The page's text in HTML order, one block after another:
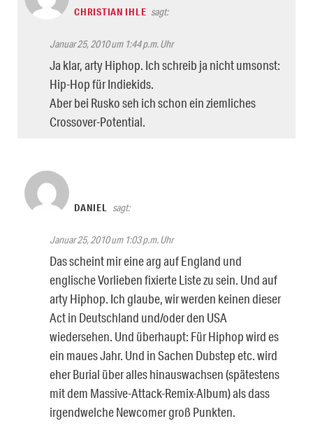
CHRISTIAN IHLE sagt:
Januar 25, 2010 um 1:44 p.m. Uhr
Ja klar, arty Hiphop. Ich schreib ja nicht umsonst:
Hip-Hop für Indiekids.
Aber bei Rusko seh ich schon ein ziemliches
Crossover-Potential.
DANIEL sagt:
Januar 25, 2010 um 1:03 p.m. Uhr
Das scheint mir eine arg auf England und
englische Vorlieben fixierte Liste zu sein. Und auf
arty Hiphop. Ich glaube, wir werden keinen dieser
Act in Deutschland und/oder den USA
wiedersehen. Und überhaupt: Für Hiphop wird es
ein maues Jahr. Und in Sachen Dubstep etc. wird
eher Burial über alles hinauswachsen (spätestens
mit dem Massive-Attack-Remix-Album) als dass
irgendwelche Newcomer groß Punkten.